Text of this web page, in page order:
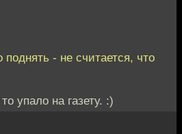
- не считается, что
упало на газету. :)